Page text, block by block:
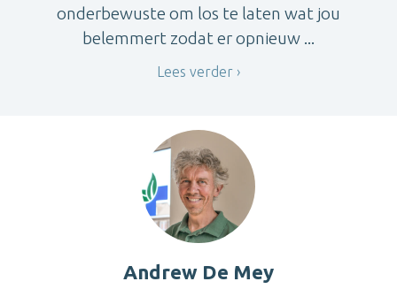
onderbewuste om los te laten wat jou
belemmert zodat er opnieuw ...
Lees verder
Andrew De Mey